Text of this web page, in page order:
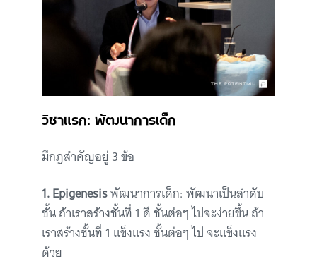
วิชาแรก: พัฒนาการเด็ก
มีกฎสำคัญอยู่ 3 ข้อ
1. Epigenesisพัฒนาการเด็ก: พัฒนาเป็นลำดับ
ชั้น ถ้าเราสร้างชั้นที่ 1 ดี ชั้นต่อๆ ไปจะง่ายขึ้น ถ้า
เราสร้างชั้นที่ 1 แข็งแรง ชั้นต่อๆ ไป จะแข็งแรง
ด้วย